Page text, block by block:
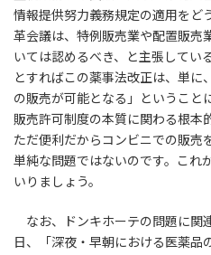
情報提供努力義務規定の適用をど
革会議は、特例販売業や配置販売
いては認めるべき、と主張してい
とすればこの薬事法改正は、単に
の販売が可能となる」ということ
販売許可制度の本質に関わる根本
ただ便利だからコンビニでの販売
単純な問題ではないのです。これ
いりましょう。
なお、ドンキホーテの問題に関
日、「深夜・早朝における医薬品